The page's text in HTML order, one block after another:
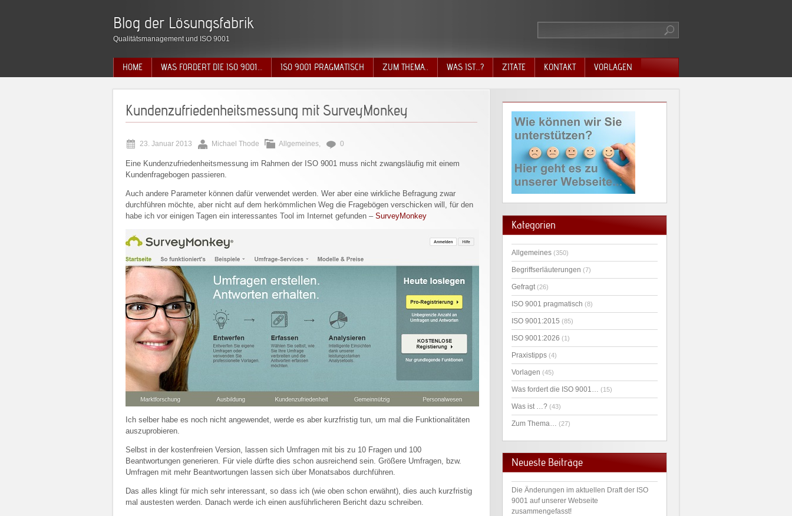
Blog der Lösungsfabrik
Qualitätsmanagement und ISO 9001
HOME WAS FORDERT DIE ISO 9001… ISO 9001 PRAGMATISCH ZUM THEMA.. WAS IST…? ZITATE KONTAKT VORLAGEN
Kundenzufriedenheitsmessung mit SurveyMonkey
23. Januar 2013 Michael Thode Allgemeines, 0
Eine Kundenzufriedenheitsmessung im Rahmen der ISO 9001 muss nicht zwangsläufig mit einem
Kundenfragebogen passieren.
Auch andere Parameter können dafür verwendet werden. Wer aber eine wirkliche Befragung zwar
durchführen möchte, aber nicht auf dem herkömmlichen Weg die Fragebögen verschicken will, für den
habe ich vor einigen Tagen ein interessantes Tool im Internet gefunden – SurveyMonkey
Ich selber habe es noch nicht angewendet, werde es aber kurzfristig tun, um mal die Funktionalitäten
auszuprobieren.
Selbst in der kostenfreien Version, lassen sich Umfragen mit bis zu 10 Fragen und 100
Beantwortungen generieren. Für viele dürfte dies schon ausreichend sein. Größere Umfragen, bzw.
Umfragen mit mehr Beantwortungen lassen sich über Monatsabos durchführen.
Das alles klingt für mich sehr interessant, so dass ich (wie oben schon erwähnt), dies auch kurzfristig
mal austesten werden. Danach werde ich einen ausführlicheren Bericht dazu schreiben.
Kategorien
Allgemeines (350)
Begriffserläuterungen (7)
Gefragt (26)
ISO 9001 pragmatisch (8)
ISO 9001:2015 (85)
ISO 9001:2026 (1)
Praxistipps (4)
Vorlagen (45)
Was fordert die ISO 9001… (15)
Was ist …? (43)
Zum Thema… (27)
Neueste Beiträge
Die Änderungen im aktuellen Draft der ISO
9001 auf unserer Webseite
zusammengefasst!